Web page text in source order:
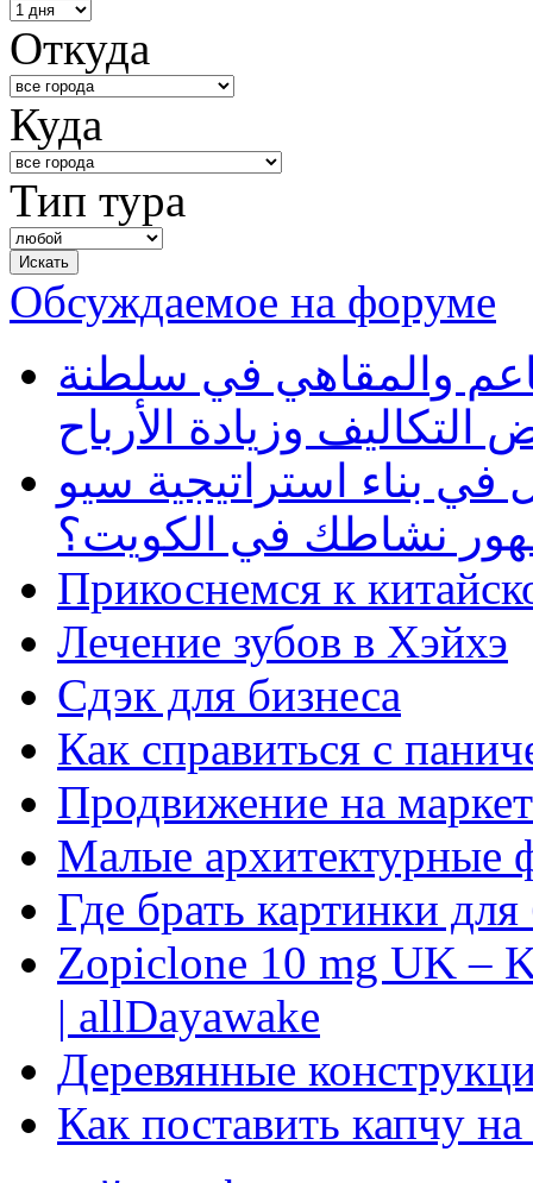
Откуда
Куда
Тип тура
Обсуждаемое на форуме
والمقاهي في سلطنة
وزيادة الأرباح
بناء استراتيجية سيو
نشاطك في الكويت؟
Прикоснемся к
Лечение зубов в Хэйхэ
Сдэк для бизнеса
Как справиться с
Продвижение на
Малые архитектурные
Где брать картинки
Zopiclone 10 mg UK –
| allDayawake
Деревянные
Как поставить капчу